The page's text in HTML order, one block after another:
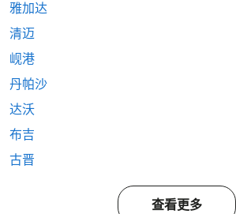
雅加达
清迈
岘港
丹帕沙
达沃
布吉
古晋
查看更多